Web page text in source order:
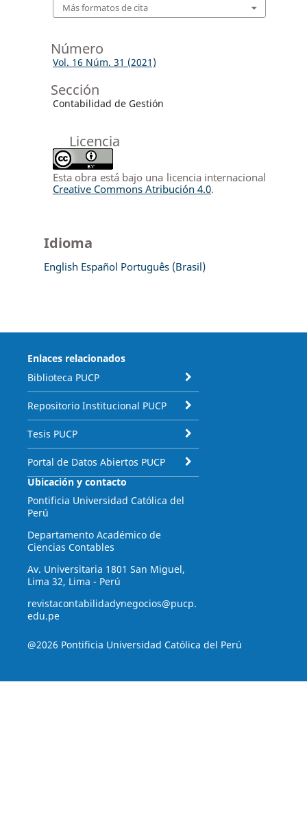
Más formatos de cita
Número
Vol. 16 Núm. 31 (2021)
Sección
Contabilidad de Gestión
Licencia
Esta obra está bajo una licencia internacional
Creative Commons Atribución 4.0.
Idioma
English Español Português (Brasil)
Enlaces relacionados
Biblioteca PUCP
Repositorio Institucional PUCP
Tesis PUCP
Portal de Datos Abiertos PUCP
Ubicación y contacto
Pontificia Universidad Católica del
Perú
Departamento Académico de
Ciencias Contables
Av. Universitaria 1801 San Miguel,
Lima 32, Lima - Perú
revistacontabilidadynegocios@pucp.
edu.pe
@2026 Pontificia Universidad Católica del Perú